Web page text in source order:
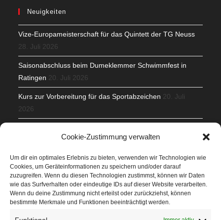
Cookie-Zustimmung verwalten
Um dir ein optimales Erlebnis zu bieten, verwenden wir Technologien wie
Cookies, um Geräteinformationen zu speichern und/oder darauf
zuzugreifen. Wenn du diesen Technologien zustimmst, können wir Daten
wie das Surfverhalten oder eindeutige IDs auf dieser Website verarbeiten.
Wenn du deine Zustimmung nicht erteilst oder zurückziehst, können
bestimmte Merkmale und Funktionen beeinträchtigt werden.
Neuigkeiten
Vize-Europameisterschaft für das Quintett der TG Neuss
28. Juli 2026
Saisonabschluss beim Dumeklemmer Schwimmfest in
Ratingen 20. Juli 2026
Kurs zur Vorbereitung für das Sportabzeichen 20. Juli
2026
Veranstaltungen
Höffner Run